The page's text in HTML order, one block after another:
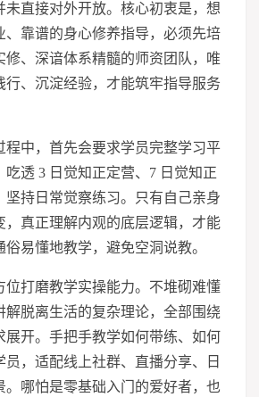
未直接对外开放。核心初衷是，想
、靠谱的身心修养指导，必须先培
修、深谙体系精髓的师资团队，唯
行、沉淀经验，才能筑牢指导服务
程中，首先会要求学员完整学习平
吃透 3 日觉知正定营、7 日觉知正
坚持日常觉察练习。只有自己亲身
，真正理解内观的底层逻辑，才能
易懂地教学，避免空洞说教。
位打磨教学实操能力。不堆砌难懂
解脱离生活的复杂理论，全部围绕
展开。手把手教学如何带练、如何
员，适配线上社群、直播分享、日
。哪怕是零基础入门的爱好者，也